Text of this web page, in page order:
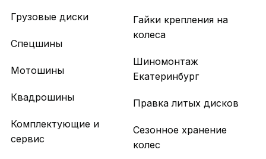
Грузовые диски
Спецшины
Мотошины
Квадрошины
Комплектующие и
сервис
Гайки крепления на
колеса
Шиномонтаж
Екатеринбург
Правка литых дисков
Сезонное хранение
колес